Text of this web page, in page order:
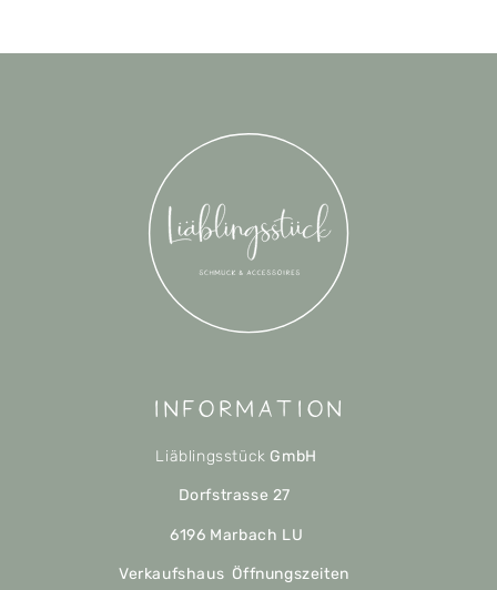
Information
Liäblingsstück GmbH
Dorfstrasse 27
6196 Marbach LU
Verkaufshaus Öffnungszeiten